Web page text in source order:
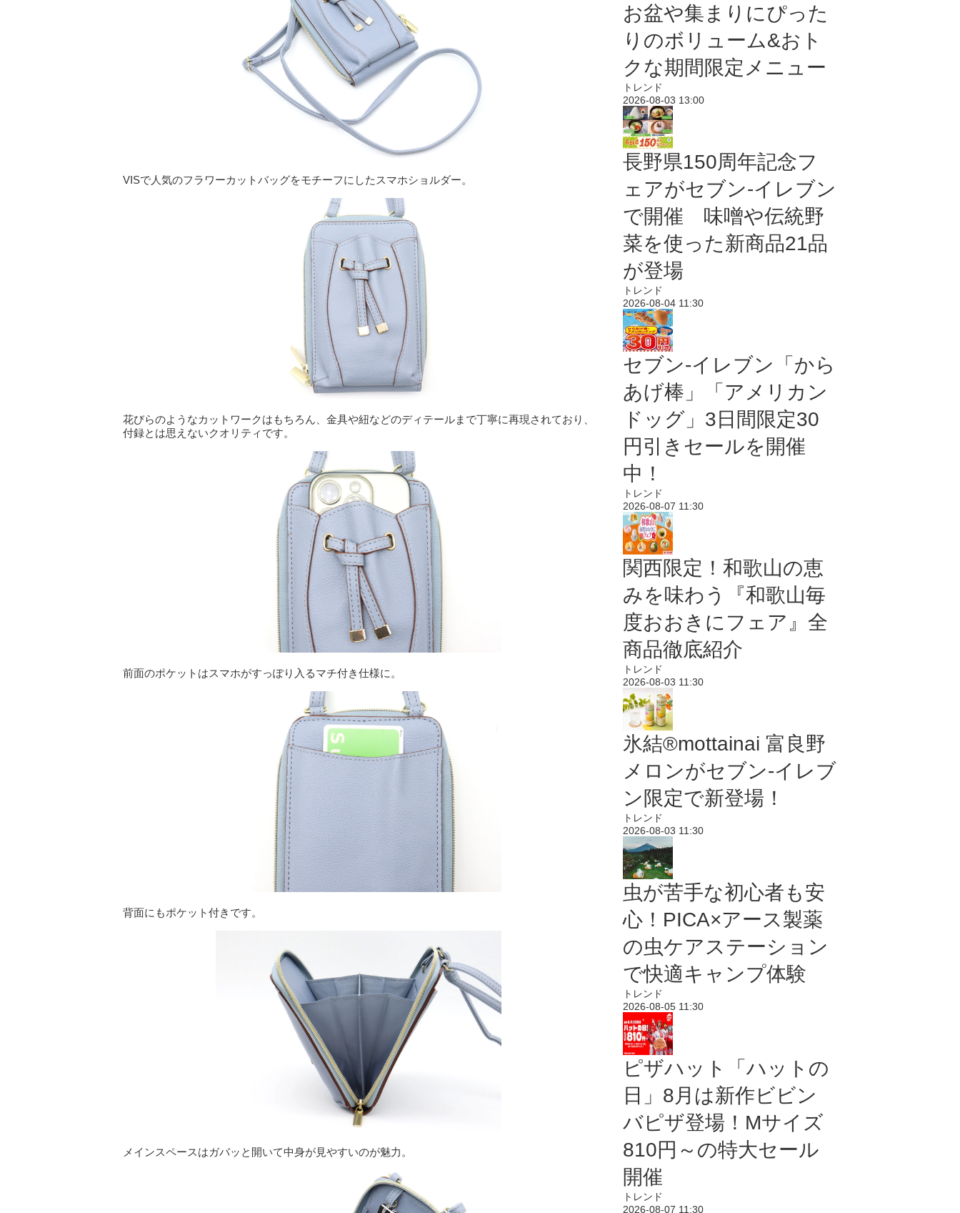
VISで人気のフラワーカットバッグをモチーフにしたスマホショルダー。
花びらのようなカットワークはもちろん、金具や紐などのディテールまで丁寧に再現されており、
付録とは思えないクオリティです。
前面のポケットはスマホがすっぽり入るマチ付き仕様に。
背面にもポケット付きです。
メインスペースはガバッと開いて中身が見やすいのが魅力。
お盆や集まりにぴった
りのボリューム&おト
クな期間限定メニュー
トレンド
2026-08-03 13:00
長野県150周年記念フ
ェアがセブン-イレブン
で開催 味噌や伝統野
菜を使った新商品21品
が登場
トレンド
2026-08-04 11:30
セブン‐イレブン「から
あげ棒」「アメリカン
ドッグ」3日間限定30
円引きセールを開催
中！
トレンド
2026-08-07 11:30
関西限定！和歌山の恵
みを味わう『和歌山毎
度おおきにフェア』全
商品徹底紹介
トレンド
2026-08-03 11:30
氷結®mottainai 富良野
メロンがセブン‐イレブ
ン限定で新登場！
トレンド
2026-08-03 11:30
虫が苦手な初心者も安
心！PICA×アース製薬
の虫ケアステーション
で快適キャンプ体験
トレンド
2026-08-05 11:30
ピザハット「ハットの
日」8月は新作ビビン
バピザ登場！Mサイズ
810円～の特大セール
開催
トレンド
2026-08-07 11:30